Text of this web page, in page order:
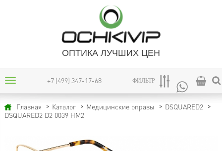
ОПТИКА ЛУЧШИХ ЦЕН
+7 (499) 347-17-68 ФИЛЬТР
Главная Каталог Медицинские оправы
DSQUARED2
DSQUARED2 D2 0039 HM2